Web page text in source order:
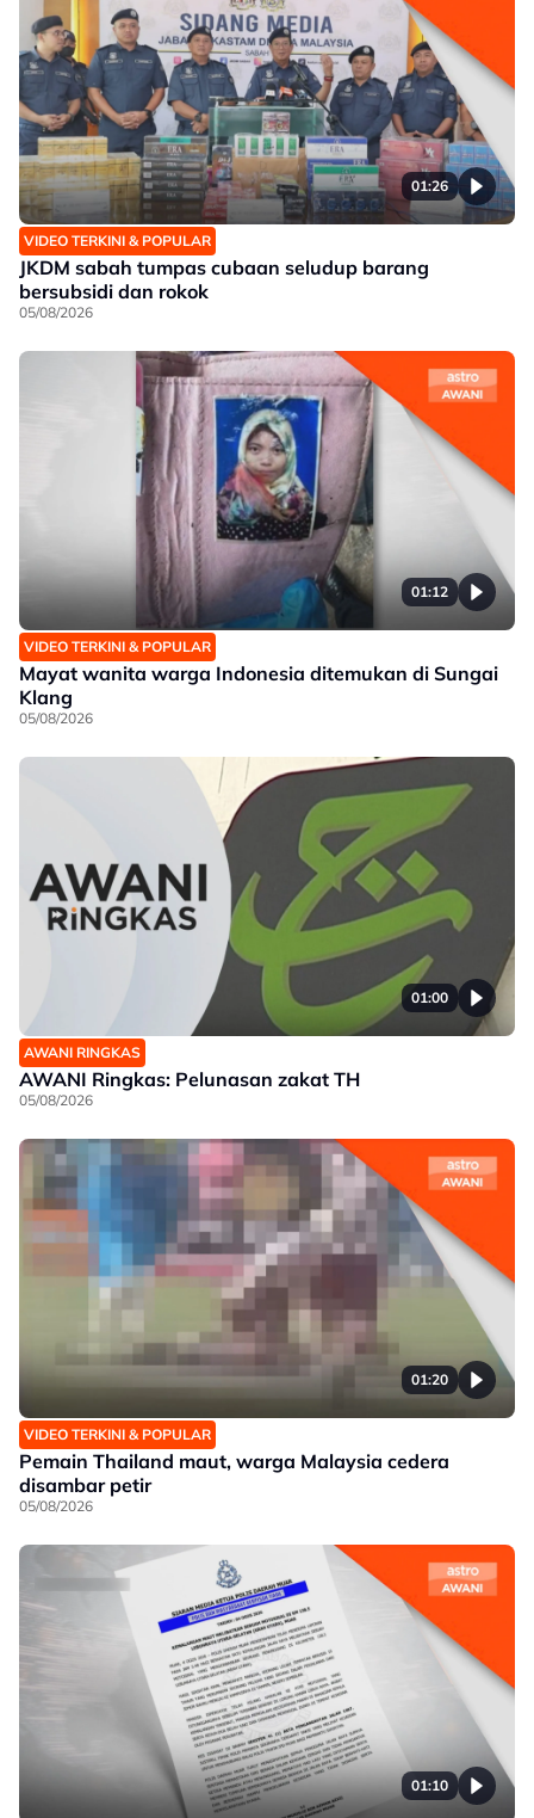
01:26
VIDEO TERKINI & POPULAR
JKDM sabah tumpas cubaan seludup barang
bersubsidi dan rokok
05/08/2026
01:12
VIDEO TERKINI & POPULAR
Mayat wanita warga Indonesia ditemukan di Sungai
Klang
05/08/2026
01:00
AWANI RINGKAS
AWANI Ringkas: Pelunasan zakat TH
05/08/2026
01:20
VIDEO TERKINI & POPULAR
Pemain Thailand maut, warga Malaysia cedera
disambar petir
05/08/2026
01:10